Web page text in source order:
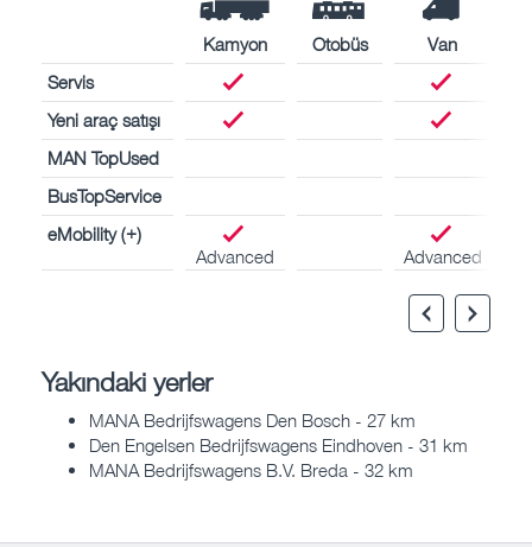
Kamyon Otobüs
Van
Servis
Yeni araç satışı
MAN TopUsed
BusTopService
eMobility (+)
Advanced
Advanced
Yakındaki yerler
MANA Bedrijfswagens Den Bosch - 27 km
Den Engelsen Bedrijfswagens Eindhoven - 31 km
MANA Bedrijfswagens B.V. Breda - 32 km